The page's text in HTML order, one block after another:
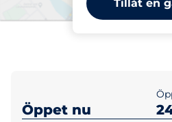
Tillåt en
Öppet nu